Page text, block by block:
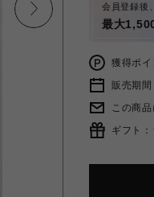
会員登録後
最大
獲得ポ
販売期
この商
ギフト